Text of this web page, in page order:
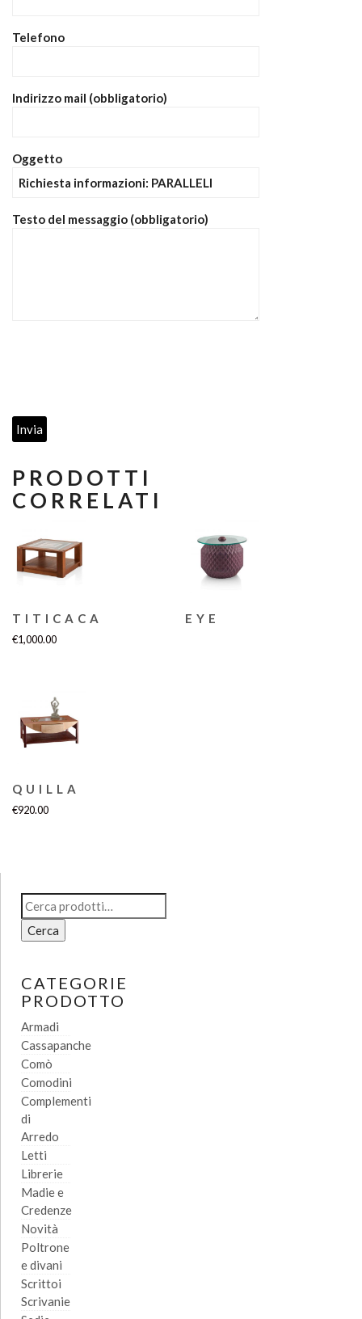
Telefono
Indirizzo mail (obbligatorio)
Oggetto
Testo del messaggio (obbligatorio)
PRODOTTI
CORRELATI
TITICACA
€1,000.00
EYE
QUILLA
€920.00
Cerca:
Cerca
CATEGORIE
PRODOTTO
Armadi
Cassapanche
Comò
Comodini
Complementi
di
Arredo
Letti
Librerie
Madie e
Credenze
Novità
Poltrone
e divani
Scrittoi
Scrivanie